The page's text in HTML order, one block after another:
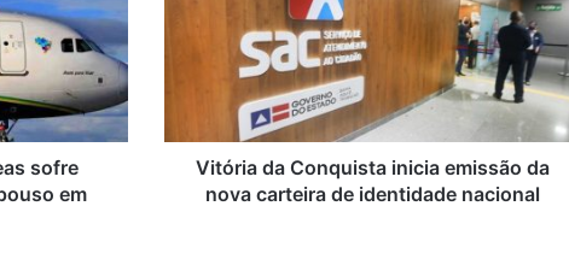
sofre
em
Vitória da Conquista inicia emissão da
nova carteira de identidade nacional